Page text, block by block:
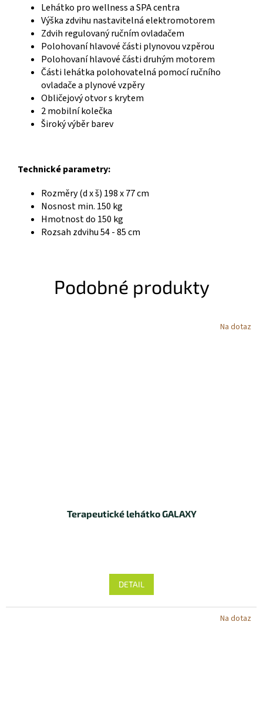
Lehátko pro wellness a SPA centra
Výška zdvihu nastavitelná elektromotorem
Zdvih regulovaný ručním ovladačem
Polohovaní hlavové části plynovou vzpěrou
Polohovaní hlavové části druhým motorem
Části lehátka polohovatelná pomocí ručního
ovladače a plynové vzpěry
Obličejový otvor s krytem
2 mobilní kolečka
Široký výběr barev
Technické parametry:
Rozměry (d x š) 198 x 77 cm
Nosnost min. 150 kg
Hmotnost do 150 kg
Rozsah zdvihu 54 - 85 cm
Podobné produkty
Na dotaz
Terapeutické lehátko GALAXY
DETAIL
Na dotaz